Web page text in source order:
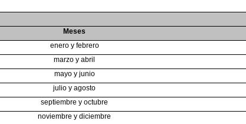
Meses
enero y febrero
marzo y abril
mayo y junio
julio y agosto
septiembre y octubre
noviembre y diciembre